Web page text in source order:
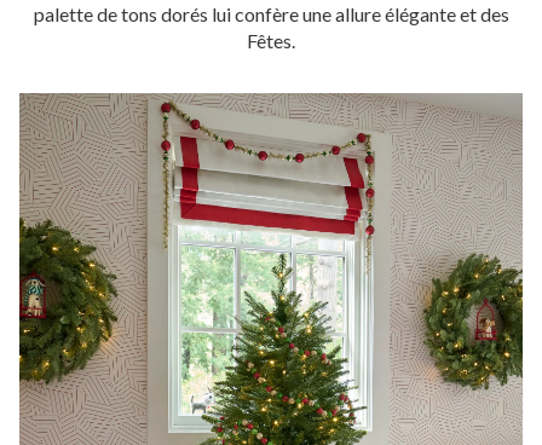
palette de tons dorés lui confère une allure élégante et des
Fêtes.